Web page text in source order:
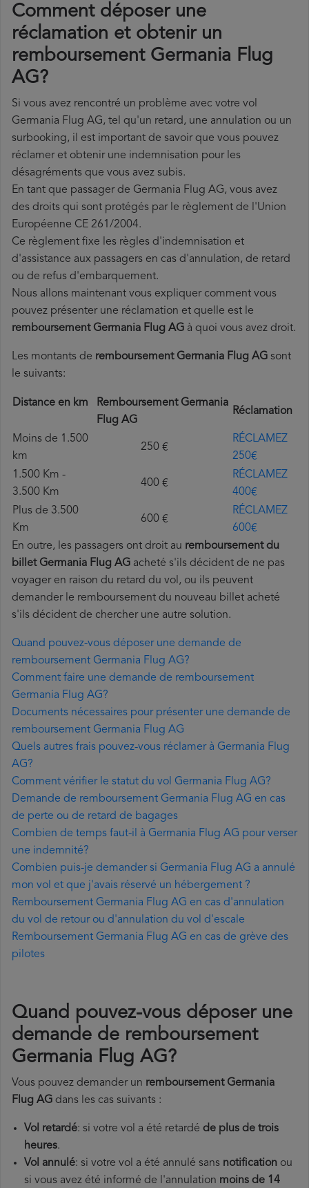
Comment déposer une
réclamation et obtenir un
remboursement Germania Flug
AG?
Si vous avez rencontré un problème avec votre vol
Germania Flug AG, tel qu'un retard, une annulation ou un
surbooking, il est important de savoir que vous pouvez
réclamer et obtenir une indemnisation pour les
désagréments que vous avez subis.
En tant que passager de Germania Flug AG, vous avez
des droits qui sont protégés par le règlement de l'Union
Européenne CE 261/2004.
Ce règlement fixe les règles d'indemnisation et
d'assistance aux passagers en cas d'annulation, de retard
ou de refus d'embarquement.
Nous allons maintenant vous expliquer comment vous
pouvez présenter une réclamation et quelle est le
remboursement Germania Flug AG à quoi vous avez droit.
Les montants de remboursement Germania Flug AG sont
le suivants:
Distance en km
Remboursement Germania
Flug AG
Réclamation
Moins de 1.500
km
250 €
RÉCLAMEZ
250€
1.500 Km -
3.500 Km
400 €
RÉCLAMEZ
400€
Plus de 3.500
Km
600 €
RÉCLAMEZ
600€
En outre, les passagers ont droit au remboursement du
billet Germania Flug AG acheté s'ils décident de ne pas
voyager en raison du retard du vol, ou ils peuvent
demander le remboursement du nouveau billet acheté
s'ils décident de chercher une autre solution.
Quand pouvez-vous déposer une demande de
remboursement Germania Flug AG?
Comment faire une demande de remboursement
Germania Flug AG?
Documents nécessaires pour présenter une demande de
remboursement Germania Flug AG
Quels autres frais pouvez-vous réclamer à Germania Flug
AG?
Comment vérifier le statut du vol Germania Flug AG?
Demande de remboursement Germania Flug AG en cas
de perte ou de retard de bagages
Combien de temps faut-il à Germania Flug AG pour verser
une indemnité?
Combien puis-je demander si Germania Flug AG a annulé
mon vol et que j'avais réservé un hébergement ?
Remboursement Germania Flug AG en cas d'annulation
du vol de retour ou d'annulation du vol d'escale
Remboursement Germania Flug AG en cas de grève des
pilotes
Quand pouvez-vous déposer une
demande de remboursement
Germania Flug AG?
Vous pouvez demander un remboursement Germania
Flug AG dans les cas suivants :
Vol retardé: si votre vol a été retardé de plus de trois
heures.
Vol annulé: si votre vol a été annulé sans notification ou
si vous avez été informé de l'annulation moins de 14